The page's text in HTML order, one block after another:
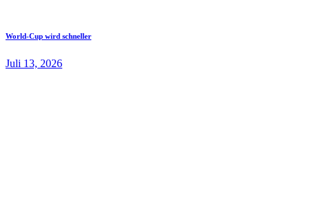
World-Cup wird schneller
Juli 13, 2026